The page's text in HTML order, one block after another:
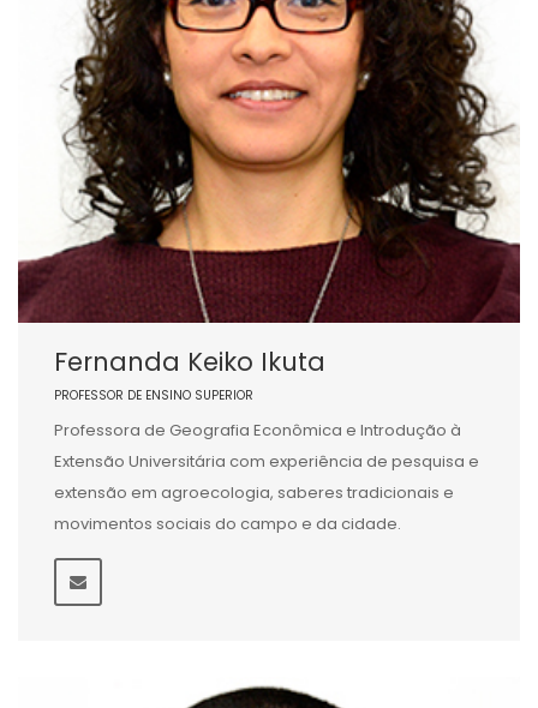
Fernanda Keiko Ikuta
PROFESSOR DE ENSINO SUPERIOR
Professora de Geografia Econômica e Introdução à
Extensão Universitária com experiência de pesquisa e
extensão em agroecologia, saberes tradicionais e
movimentos sociais do campo e da cidade.